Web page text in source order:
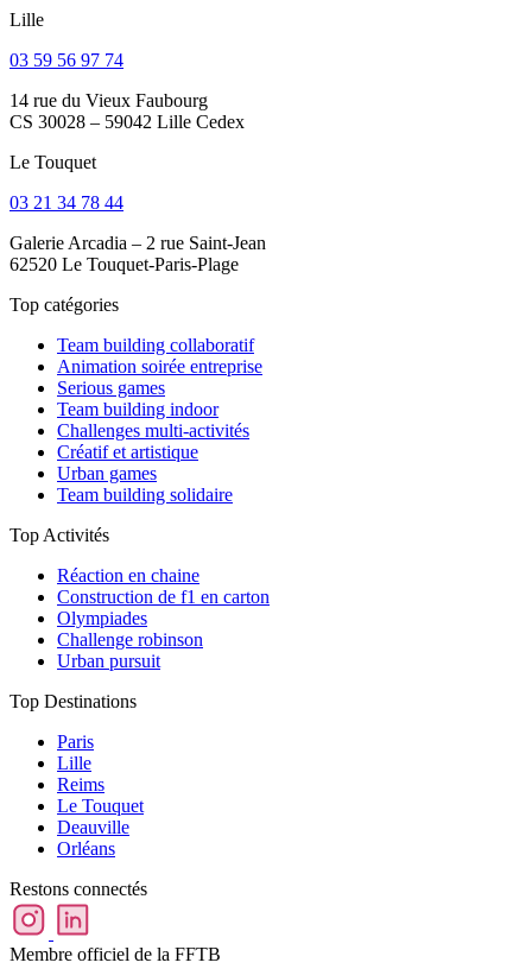
Lille
03 59 56 97 74
14 rue du Vieux Faubourg
CS 30028 – 59042 Lille Cedex
Le Touquet
03 21 34 78 44
Galerie Arcadia – 2 rue Saint-Jean
62520 Le Touquet-Paris-Plage
Top catégories
Team building collaboratif
Animation soirée entreprise
Serious games
Team building indoor
Challenges multi-activités
Créatif et artistique
Urban games
Team building solidaire
Top Activités
Réaction en chaine
Construction de f1 en carton
Olympiades
Challenge robinson
Urban pursuit
Top Destinations
Paris
Lille
Reims
Le Touquet
Deauville
Orléans
Restons connectés
Membre officiel de la FFTB